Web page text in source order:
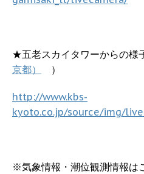
★五老スカイタワーからの様
京都）
）
http://www.kbs-
kyoto.co.jp/source/img/
※気象情報・潮位観測情報